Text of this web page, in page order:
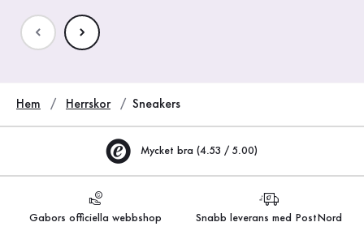
Hem Herrskor Sneakers
Mycket bra (4.53 / 5.00)
Gabors officiella webbshop Snabb leverans med PostNord